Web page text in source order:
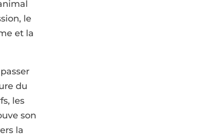
le
et la
du
les
son
la